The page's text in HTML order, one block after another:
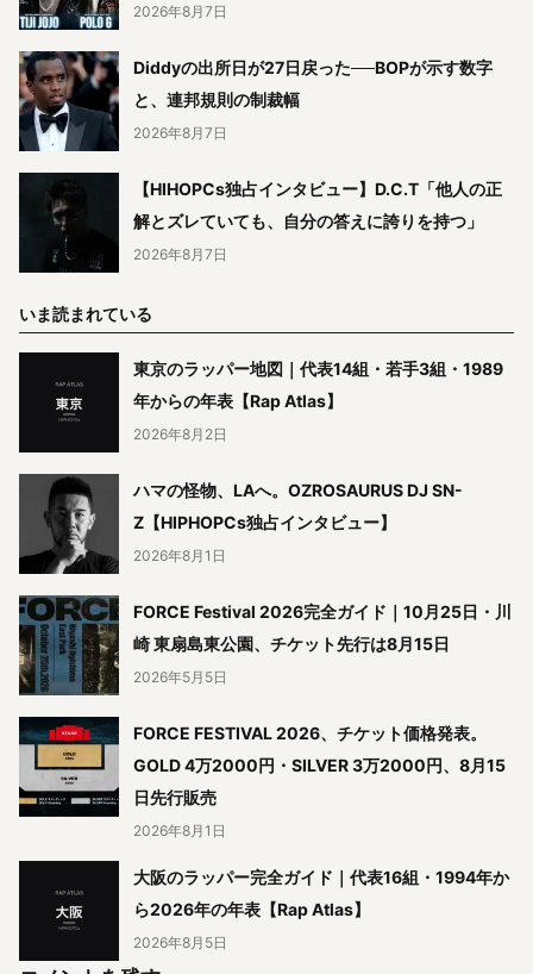
2026年8月7日
Diddyの出所日が27日戻った──BOPが示す数字
と、連邦規則の制裁幅
2026年8月7日
【HIHOPCs独占インタビュー】D.C.T「他人の正
解とズレていても、自分の答えに誇りを持つ」
2026年8月7日
いま読まれている
東京のラッパー地図｜代表14組・若手3組・1989
年からの年表【Rap Atlas】
2026年8月2日
ハマの怪物、LAへ。OZROSAURUS DJ SN-
Z【HIPHOPCs独占インタビュー】
2026年8月1日
FORCE Festival 2026完全ガイド｜10月25日・川
崎 東扇島東公園、チケット先行は8月15日
2026年5月5日
FORCE FESTIVAL 2026、チケット価格発表。
GOLD 4万2000円・SILVER 3万2000円、8月15
日先行販売
2026年8月1日
大阪のラッパー完全ガイド｜代表16組・1994年か
ら2026年の年表【Rap Atlas】
2026年8月5日